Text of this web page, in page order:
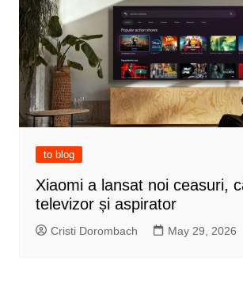
to blog
Xiaomi a lansat noi ceasuri,
televizor și aspirator
Cristi Dorombach May 29, 2026